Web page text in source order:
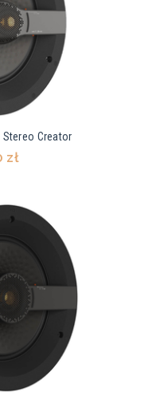
Stereo Creator
zł